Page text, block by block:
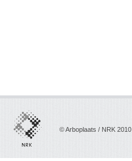
© Arboplaats / NRK 2010